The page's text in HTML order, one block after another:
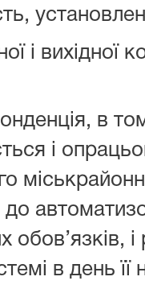
і вихідної
в
і
обов’язків,
в день